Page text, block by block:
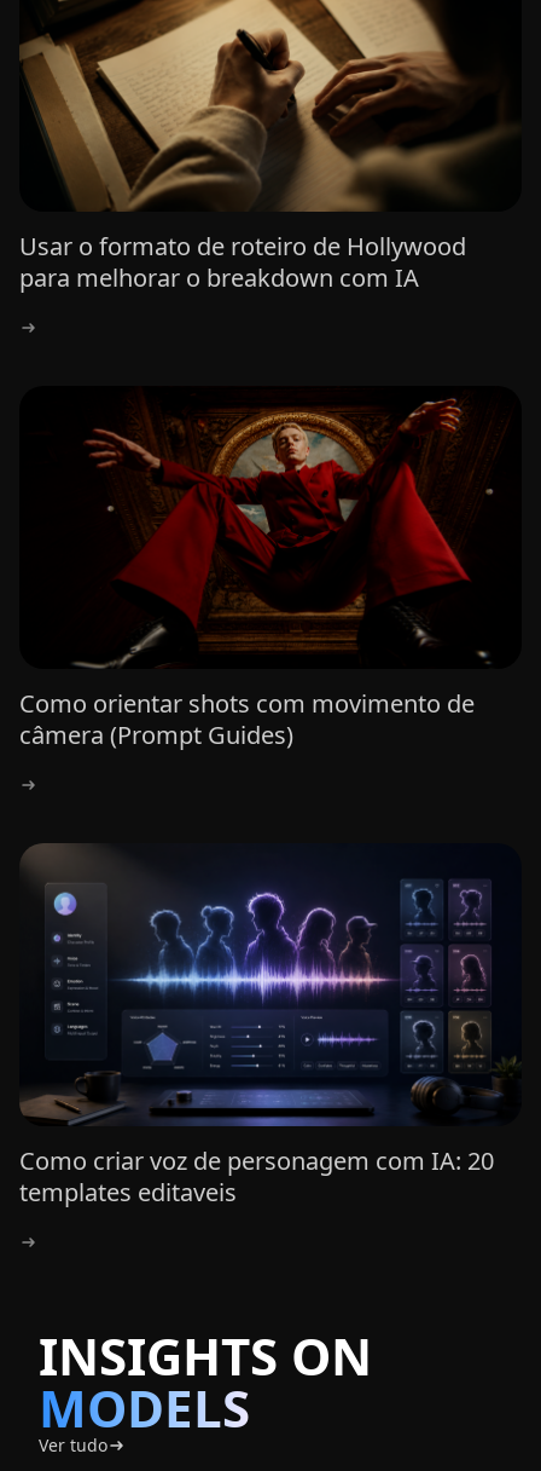
Usar o formato de roteiro de Hollywood
para melhorar o breakdown com IA
Como orientar shots com movimento de
câmera (Prompt Guides)
Como criar voz de personagem com IA: 20
templates editaveis
INSIGHTS ON
MODELS
Ver tudo